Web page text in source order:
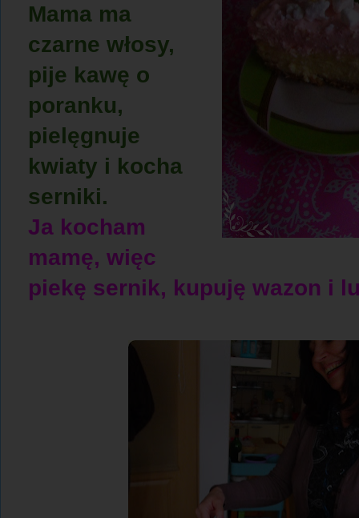
Mama ma
czarne włosy,
pije kawę o
poranku,
pielęgnuje
kwiaty i kocha
serniki.
Ja kocham
mamę, więc
piekę sernik, kupuję wazon i